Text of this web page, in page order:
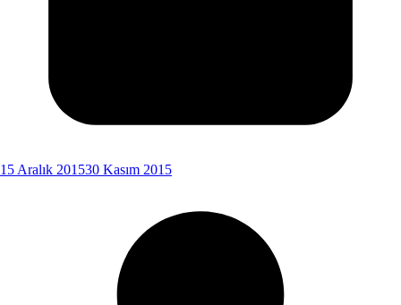
15 Aralık 201530 Kasım 2015